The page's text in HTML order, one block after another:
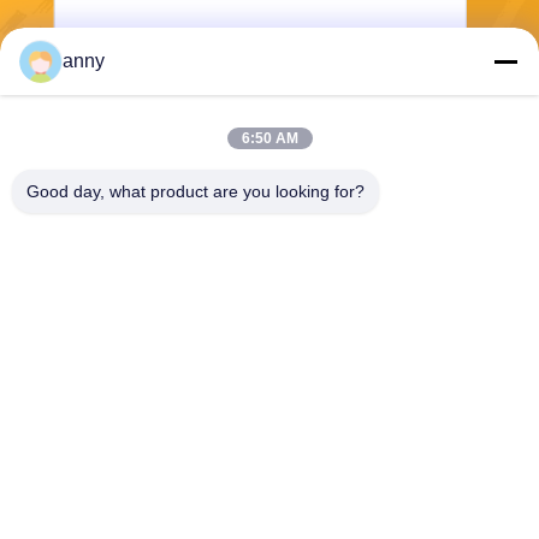
Envoyer
anny
6:50 AM
Good day, what product are you looking for?